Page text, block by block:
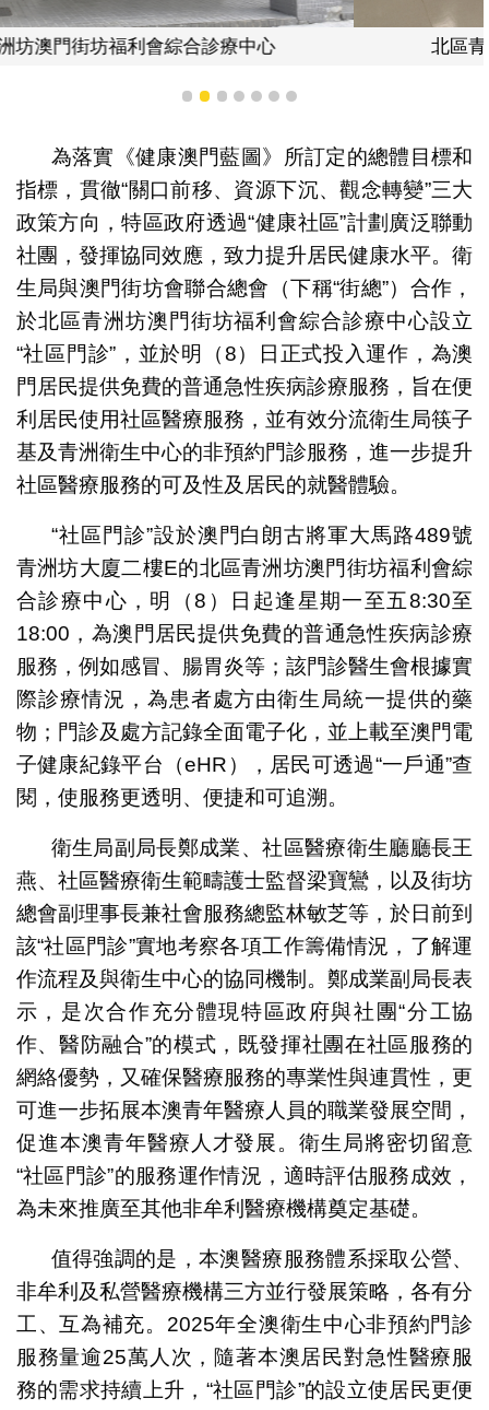
北區青洲坊澳門街坊福利會綜合診療中心
1 2 3 4 5 6 7
為落實《健康澳門藍圖》所訂定的總體目標和
指標，貫徹“關口前移、資源下沉、觀念轉變”三大
政策方向，特區政府透過“健康社區”計劃廣泛聯動
社團，發揮協同效應，致力提升居民健康水平。衛
生局與澳門街坊會聯合總會（下稱“街總”）合作，
於北區青洲坊澳門街坊福利會綜合診療中心設立
“社區門診”，並於明（8）日正式投入運作，為澳
門居民提供免費的普通急性疾病診療服務，旨在便
利居民使用社區醫療服務，並有效分流衛生局筷子
基及青洲衛生中心的非預約門診服務，進一步提升
社區醫療服務的可及性及居民的就醫體驗。
“社區門診”設於澳門白朗古將軍大馬路489號
青洲坊大廈二樓E的北區青洲坊澳門街坊福利會綜
合診療中心，明（8）日起逢星期一至五8:30至
18:00，為澳門居民提供免費的普通急性疾病診療
服務，例如感冒、腸胃炎等；該門診醫生會根據實
際診療情況，為患者處方由衛生局統一提供的藥
物；門診及處方記錄全面電子化，並上載至澳門電
子健康紀錄平台（eHR），居民可透過“一戶通”查
閱，使服務更透明、便捷和可追溯。
衛生局副局長鄭成業、社區醫療衛生廳廳長王
燕、社區醫療衛生範疇護士監督梁寶鸞，以及街坊
總會副理事長兼社會服務總監林敏芝等，於日前到
該“社區門診”實地考察各項工作籌備情況，了解運
作流程及與衛生中心的協同機制。鄭成業副局長表
示，是次合作充分體現特區政府與社團“分工協
作、醫防融合”的模式，既發揮社團在社區服務的
網絡優勢，又確保醫療服務的專業性與連貫性，更
可進一步拓展本澳青年醫療人員的職業發展空間，
促進本澳青年醫療人才發展。衛生局將密切留意
“社區門診”的服務運作情況，適時評估服務成效，
為未來推廣至其他非牟利醫療機構奠定基礎。
值得強調的是，本澳醫療服務體系採取公營、
非牟利及私營醫療機構三方並行發展策略，各有分
工、互為補充。2025年全澳衛生中心非預約門診
服務量逾25萬人次，隨著本澳居民對急性醫療服
務的需求持續上升，“社區門診”的設立使居民更便